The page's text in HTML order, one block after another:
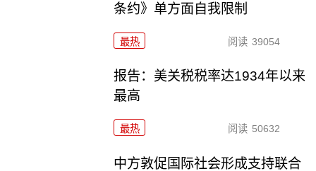
条约》单方面自我限制
最热 阅读 39054
报告：美关税税率达1934年以来
最高
最热 阅读 50632
中方敦促国际社会形成支持联合